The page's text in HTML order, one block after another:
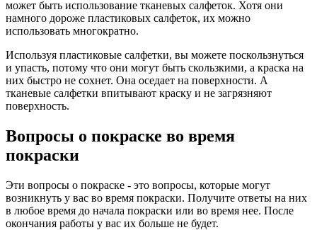
может быть использование тканевых салфеток. Хотя они
намного дороже пластиковых салфеток, их можно
использовать многократно.
Используя пластиковые салфетки, вы можете поскользнуться
и упасть, потому что они могут быть скользкими, а краска на
них быстро не сохнет. Она оседает на поверхности. А
тканевые салфетки впитывают краску и не загрязняют
поверхность.
Вопросы о покраске во время
покраски
Эти вопросы о покраске - это вопросы, которые могут
возникнуть у вас во время покраски. Получите ответы на них
в любое время до начала покраски или во время нее. После
окончания работы у вас их больше не будет.